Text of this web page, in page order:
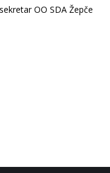
OO SDA Žepče